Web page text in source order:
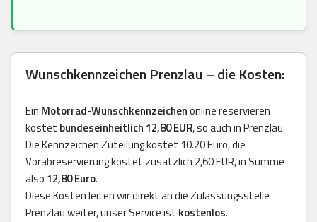
Wunschkennzeichen Prenzlau – die Kosten:
Ein Motorrad-Wunschkennzeichenonline reservieren
kostet bundeseinheitlich 12,80 EUR, so auch in Prenzlau.
Die Kennzeichen Zuteilung kostet 10.20 Euro, die
Vorabreservierung kostet zusätzlich 2,60 EUR, in Summe
also 12,80 Euro.
Diese Kosten leiten wir direkt an die Zulassungsstelle
Prenzlau weiter, unser Service ist kostenlos.